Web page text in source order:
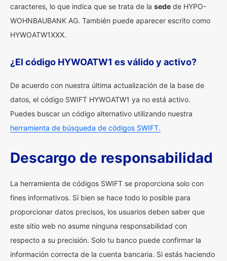
caracteres, lo que indica que se trata de la sede de HYPO-
WOHNBAUBANK AG. También puede aparecer escrito como
HYWOATW1XXX.
¿El código HYWOATW1 es válido y activo?
De acuerdo con nuestra última actualización de la base de
datos, el código SWIFT HYWOATW1 ya no está activo.
Puedes buscar un código alternativo utilizando nuestra
herramienta de búsqueda de códigos SWIFT.
Descargo de responsabilidad
La herramienta de códigos SWIFT se proporciona solo con
fines informativos. Si bien se hace todo lo posible para
proporcionar datos precisos, los usuarios deben saber que
este sitio web no asume ninguna responsabilidad con
respecto a su precisión. Solo tu banco puede confirmar la
información correcta de la cuenta bancaria. Si estás haciendo